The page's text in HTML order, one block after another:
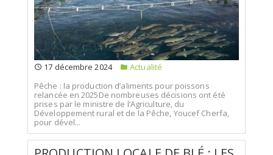
17 décembre 2024
Actualité
Pêche : la production d’aliments pour poissons
relancée en 2025De nombreuses décisions ont été
prises par le ministre de l’Agriculture, du
Développement rural et de la Pêche, Youcef Cherfa,
pour dével...